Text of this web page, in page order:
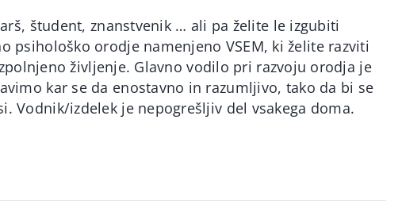
študent, znanstvenik … ali pa želite le izgubiti
psihološko orodje namenjeno VSEM, ki želite razviti
življenje. Glavno vodilo pri razvoju orodja je
kar se da enostavno in razumljivo, tako da bi se
Vodnik/izdelek je nepogrešljiv del vsakega doma.